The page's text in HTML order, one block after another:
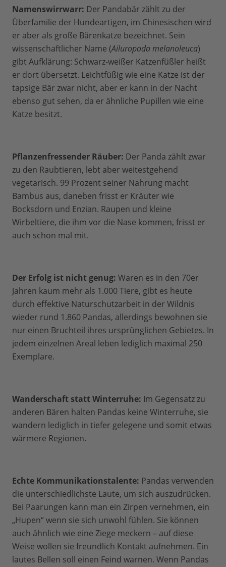
Namenswirrwarr: Der Pandabär zählt zu der
Überfamilie der Hundeartigen, im Chinesischen wird
er aber als große Bärenkatze bezeichnet. Sein
wissenschaftlicher Name (Ailuropoda melanoleuca)
gibt Aufklärung: Schwarz-weißer Katzenfüßler heißt
er dort übersetzt. Leichtfüßig wie eine Katze ist der
tapsige Bär zwar nicht, aber er kann in der Nacht
ebenso gut sehen, da er ähnliche Pupillen wie eine
Katze besitzt.
Pflanzenfressender Räuber: Der Panda zählt zwar
zu den Raubtieren, lebt aber weitestgehend
vegetarisch. 99 Prozent seiner Nahrung macht
Bambus aus, daneben frisst er Kräuter wie
Bocksdorn und Enzian. Raupen und kleine
Wirbeltiere, die ihm vor die Nase kommen, frisst er
auch schon mal mit.
Der Erfolg ist nicht genug: Waren es in den 70er
Jahren kaum mehr als 1.000 Tiere, gibt es heute
durch effektive Naturschutzarbeit in der Wildnis
wieder rund 1.860 Pandas, allerdings bewohnen sie
nur einen Bruchteil ihres ursprünglichen Gebietes. In
jedem einzelnen Areal leben lediglich maximal 250
Exemplare.
Wanderschaft statt Winterruhe: Im Gegensatz zu
anderen Bären halten Pandas keine Winterruhe, sie
wandern lediglich in tiefer gelegene und somit etwas
wärmere Regionen.
Echte Kommunikationstalente: Pandas verwenden
die unterschiedlichste Laute, um sich auszudrücken.
Bei Paarungen kann man ein Zirpen vernehmen, ein
„Hupen“ wenn sie sich unwohl fühlen. Sie können
auch ähnlich wie eine Ziege meckern – auf diese
Weise wollen sie freundlich Kontakt aufnehmen. Ein
lautes Bellen soll einen Feind warnen. Wenn Pandas